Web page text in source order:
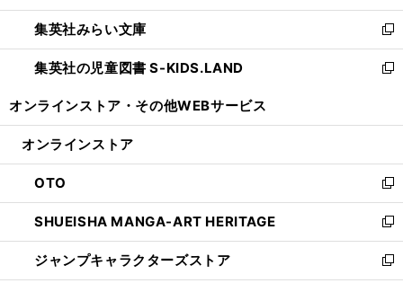
開
く
ウ
で
開
く
ン
ド
ウ
で
ウ
ィ
ン
ド
開
集英社みらい文庫
新
し
い
ン
ウ
で
開
く
集英社の児童図書 S-KIDS.LAND
新
ウ
ン
ド
ウ
で
開
く
オンラインストア・ その他WEBサービス
オンラインストア
OTO
新
し
い
ウ
ィ
ン
SHUEISHA MANGA-ART HERITAGE
新
し
い
ウ
ジャンプキャラクターズストア
新
し